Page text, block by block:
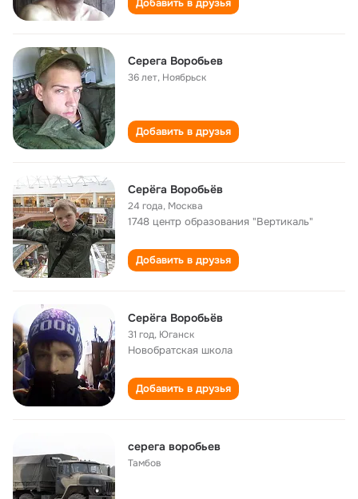
Добавить в друзья
Серега Воробьев
36 лет, Ноябрьск
Добавить в друзья
Серёга Воробьёв
24 года, Москва
1748 центр образования "Вертикаль"
Добавить в друзья
Серёга Воробьёв
31 год, Юганск
Новобратская школа
Добавить в друзья
серега воробьев
Тамбов